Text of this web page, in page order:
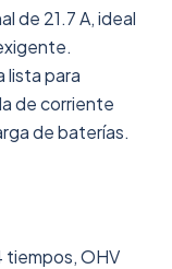
de 21.7 A, ideal
lista para
de corriente
de baterías.
tiempos, OHV